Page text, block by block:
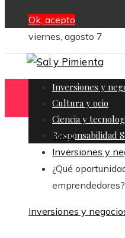
Ok, acepto
viernes, agosto 7
Inversiones y
Cultura y ocio
Ciencia y
Responsabilidad
Inicio
Inversiones y
¿Qué
emprendedores?
Inversiones y